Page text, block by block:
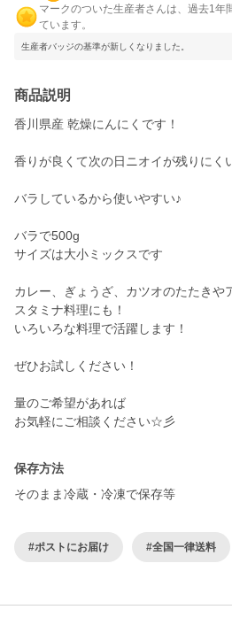
マークのついた生産者さんは、過去1年
ています。
生産者バッジの基準が新しくなりました。
商品説明
香川県産 乾燥にんにくです！
香りが良くて次の日ニオイが残りにく
バラしているから使いやすい♪
バラで500g
サイズは大小ミックスです
カレー、ぎょうざ、カツオのたたきや
スタミナ料理にも！
いろいろな料理で活躍します！
ぜひお試しください！
量のご希望があれば
お気軽にご相談ください☆彡
保存方法
そのまま冷蔵・冷凍で保存等
#ポストにお届け #全国一律送料